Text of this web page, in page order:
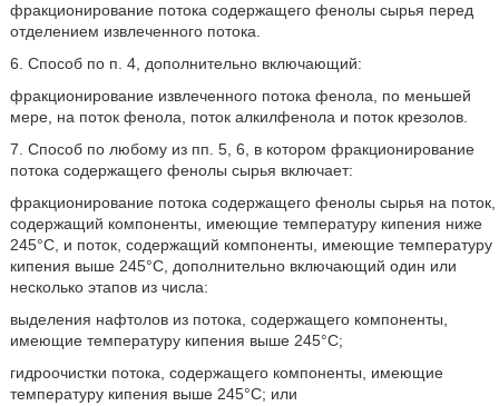
фракционирование потока содержащего фенолы сырья перед
отделением извлеченного потока.
6. Способ по п. 4, дополнительно включающий:
фракционирование извлеченного потока фенола, по меньшей
мере, на поток фенола, поток алкилфенола и поток крезолов.
7. Способ по любому из пп. 5, 6, в котором фракционирование
потока содержащего фенолы сырья включает:
фракционирование потока содержащего фенолы сырья на поток,
содержащий компоненты, имеющие температуру кипения ниже
245°C, и поток, содержащий компоненты, имеющие температуру
кипения выше 245°C, дополнительно включающий один или
несколько этапов из числа:
выделения нафтолов из потока, содержащего компоненты,
имеющие температуру кипения выше 245°C;
гидроочистки потока, содержащего компоненты, имеющие
температуру кипения выше 245°C; или